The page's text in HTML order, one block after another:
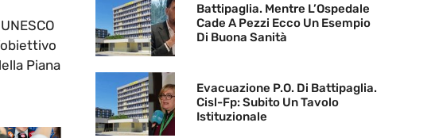
Piana
Battipaglia. Mentre L’Ospedale
Cade A Pezzi Ecco Un Esempio
Di Buona Sanità
Evacuazione P.O. Di Battipaglia.
Cisl-Fp: Subito Un Tavolo
Istituzionale